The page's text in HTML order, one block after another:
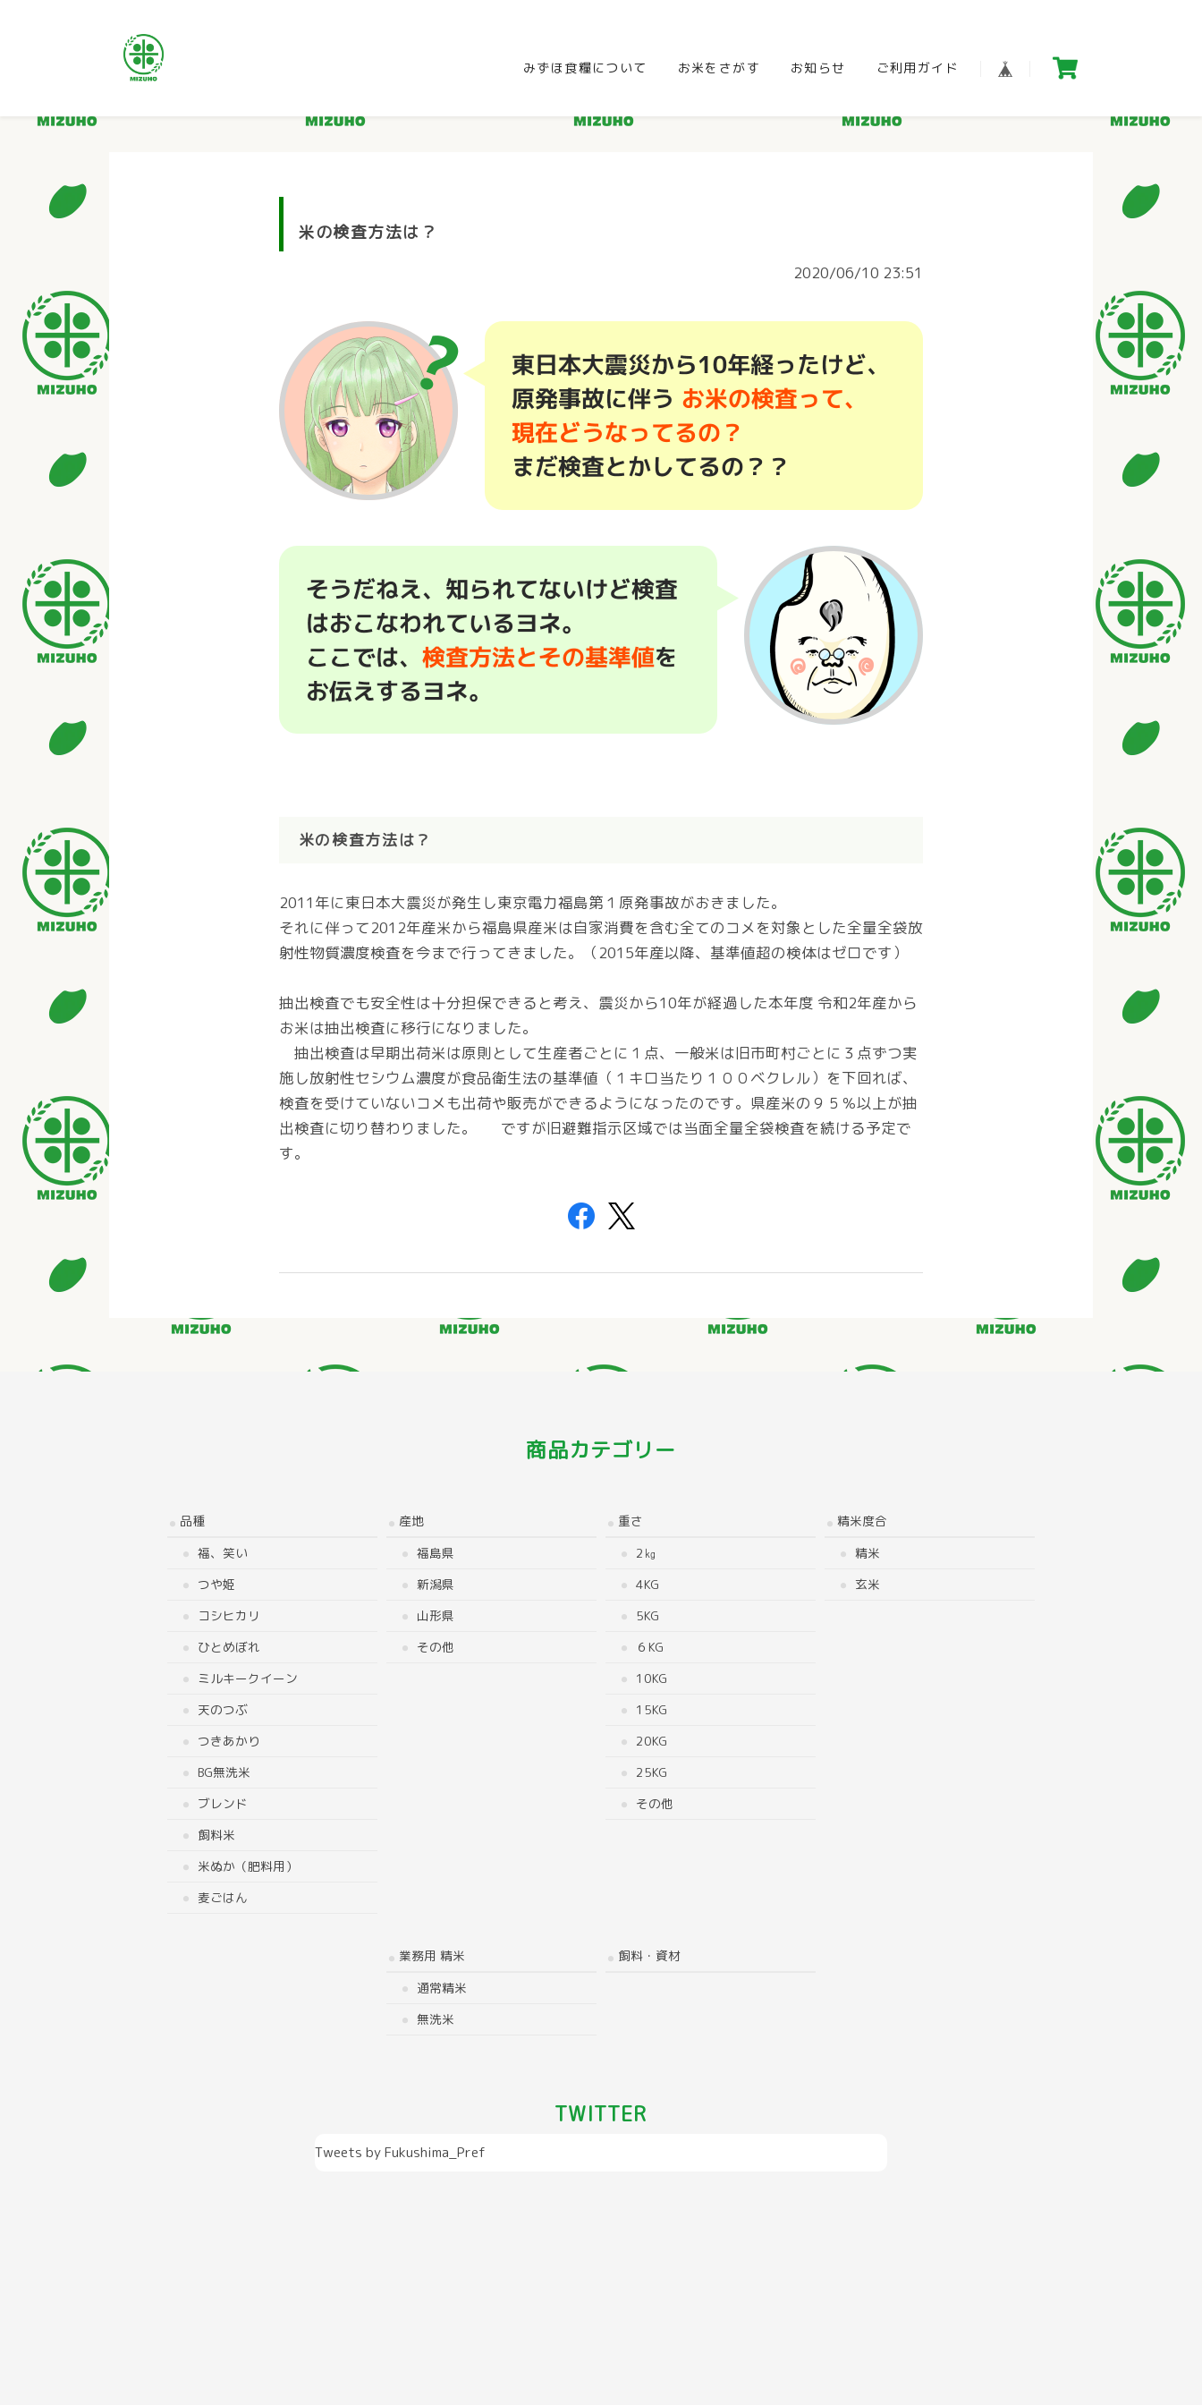
みずほ食糧について お米をさがす お知らせ ご利用ガイド
米の検査方法は？
2020/06/10 23:51
米の検査方法は？
2011年に東日本大震災が発生し東京電力福島第１原発事故がおきました。
それに伴って2012年産米から福島県産米は自家消費を含む全てのコメを対象とした全量全袋放
射性物質濃度検査を今まで行ってきました。（2015年産以降、基準値超の検体はゼロです）
抽出検査でも安全性は十分担保できると考え、震災から10年が経過した本年度 令和2年産から
お米は抽出検査に移行になりました。
抽出検査は早期出荷米は原則として生産者ごとに１点、一般米は旧市町村ごとに３点ずつ実
施し放射性セシウム濃度が食品衛生法の基準値（１キロ当たり１００ベクレル）を下回れば、
検査を受けていないコメも出荷や販売ができるようになったのです。県産米の９５％以上が抽
出検査に切り替わりました。 ですが旧避難指示区域では当面全量全袋検査を続ける予定で
す。
商品カテゴリー
品種
福、笑い
つや姫
コシヒカリ
ひとめぼれ
ミルキークイーン
天のつぶ
つきあかり
BG無洗米
ブレンド
飼料米
米ぬか（肥料用）
麦ごはん
産地
福島県
新潟県
山形県
その他
重さ
2㎏
4KG
5KG
６KG
10KG
15KG
20KG
25KG
その他
精米度合
精米
玄米
業務用 精米
通常精米
無洗米
飼料・資材
TWITTER
Tweets by Fukushima_Pref